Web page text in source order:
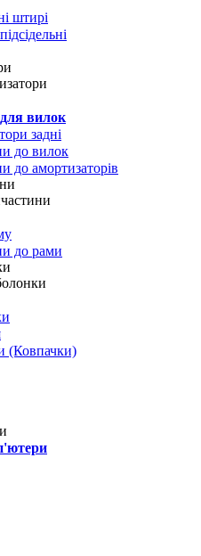
штирі
вилок
задні
до вилок
до амортизаторів
до рами
(Ковпачки)